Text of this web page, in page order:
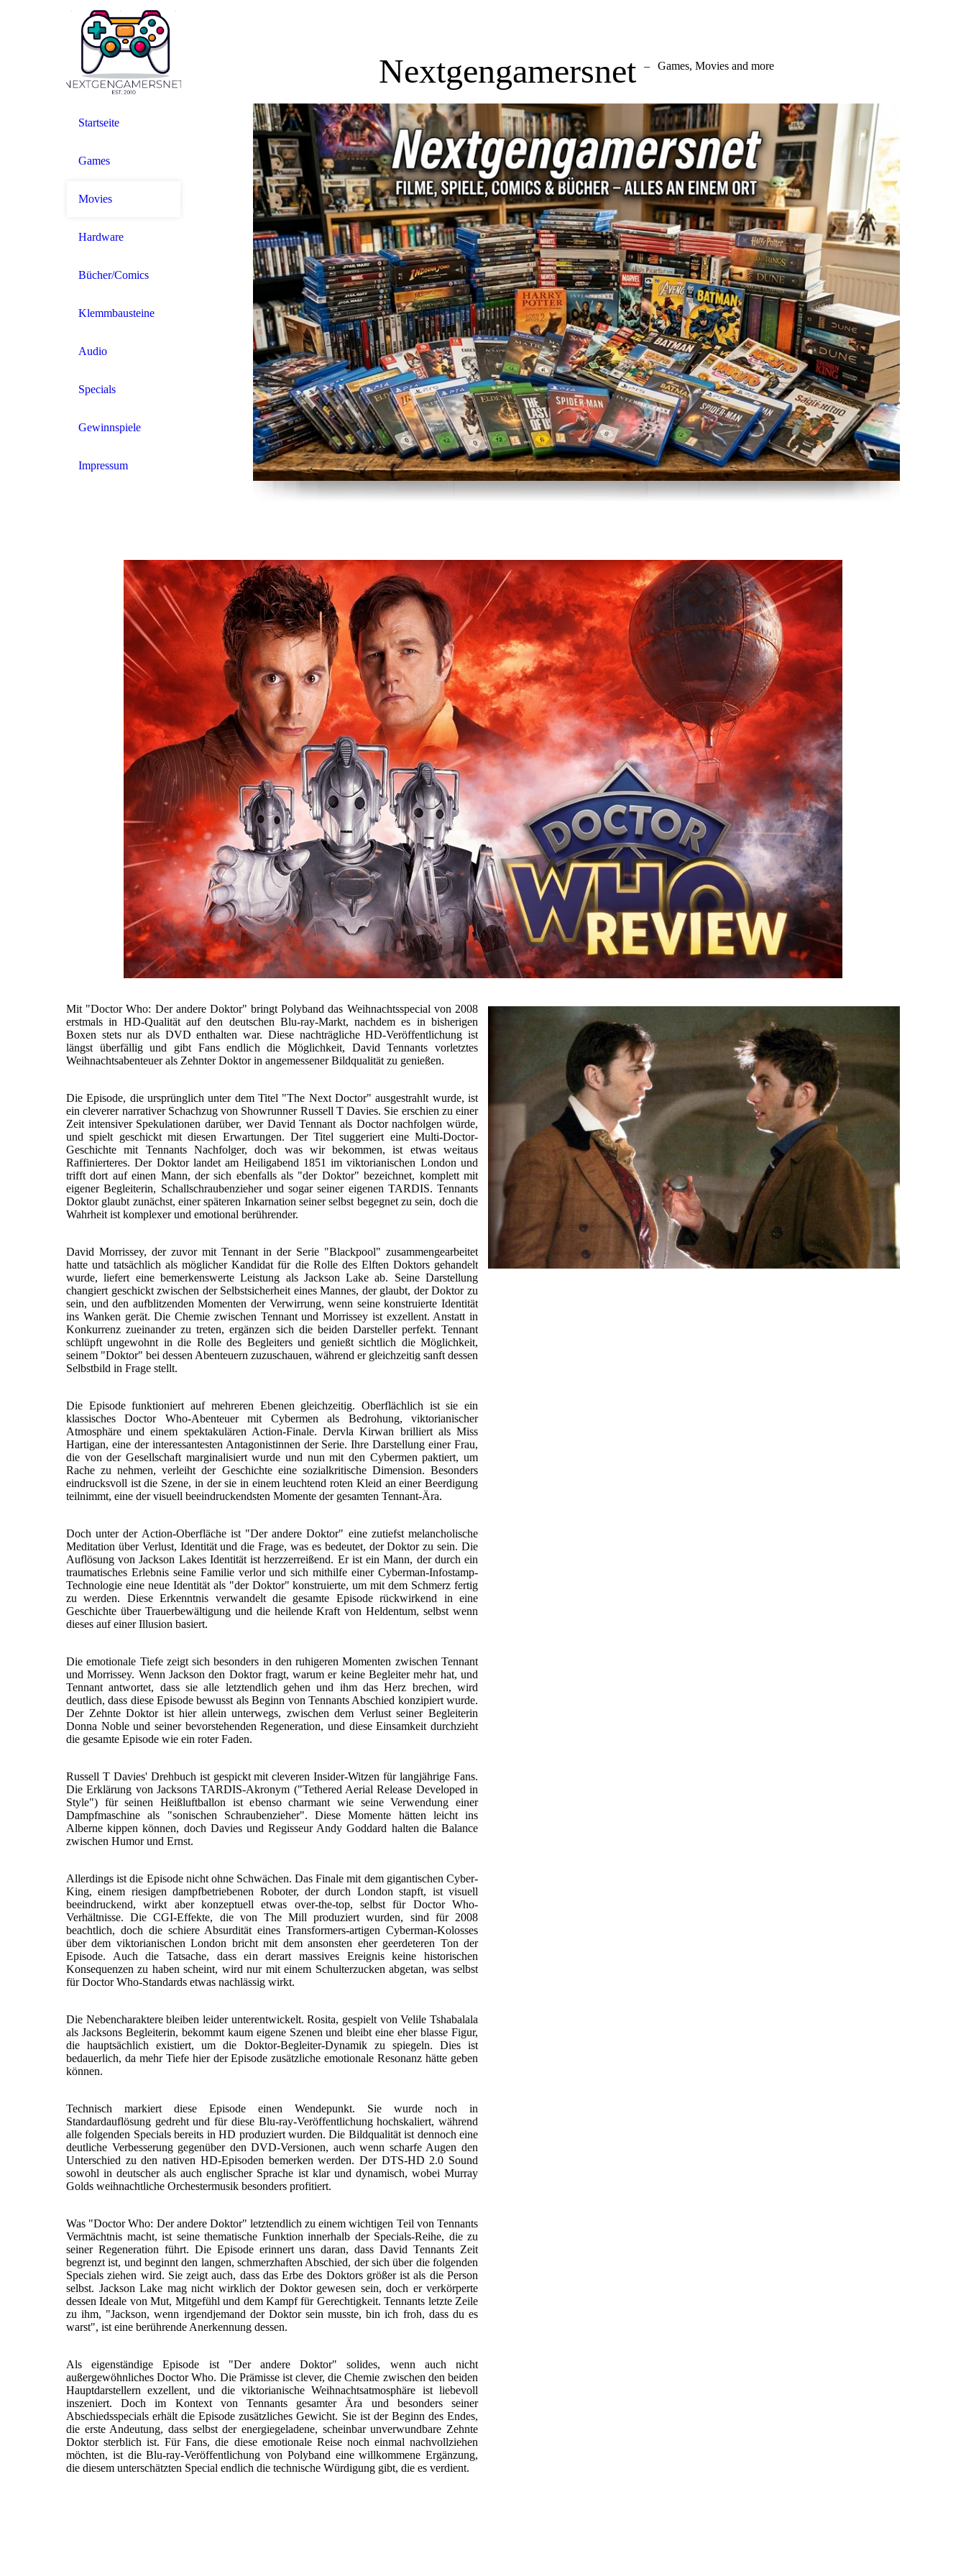
Nextgengamersnet – Games, Movies and more
Startseite
Games
Movies
Hardware
Bücher/Comics
Klemmbausteine
Audio
Specials
Gewinnspiele
Impressum
Mit "Doctor Who: Der andere Doktor" bringt Polyband das Weihnachtsspecial von 2008
erstmals in HD-Qualität auf den deutschen Blu-ray-Markt, nachdem es in bisherigen
Boxen stets nur als DVD enthalten war. Diese nachträgliche HD-Veröffentlichung ist
längst überfällig und gibt Fans endlich die Möglichkeit, David Tennants vorletztes
Weihnachtsabenteuer als Zehnter Doktor in angemessener Bildqualität zu genießen.
Die Episode, die ursprünglich unter dem Titel "The Next Doctor" ausgestrahlt wurde, ist
ein cleverer narrativer Schachzug von Showrunner Russell T Davies. Sie erschien zu einer
Zeit intensiver Spekulationen darüber, wer David Tennant als Doctor nachfolgen würde,
und spielt geschickt mit diesen Erwartungen. Der Titel suggeriert eine Multi-Doctor-
Geschichte mit Tennants Nachfolger, doch was wir bekommen, ist etwas weitaus
Raffinierteres. Der Doktor landet am Heiligabend 1851 im viktorianischen London und
trifft dort auf einen Mann, der sich ebenfalls als "der Doktor" bezeichnet, komplett mit
eigener Begleiterin, Schallschraubenzieher und sogar seiner eigenen TARDIS. Tennants
Doktor glaubt zunächst, einer späteren Inkarnation seiner selbst begegnet zu sein, doch die
Wahrheit ist komplexer und emotional berührender.
David Morrissey, der zuvor mit Tennant in der Serie "Blackpool" zusammengearbeitet
hatte und tatsächlich als möglicher Kandidat für die Rolle des Elften Doktors gehandelt
wurde, liefert eine bemerkenswerte Leistung als Jackson Lake ab. Seine Darstellung
changiert geschickt zwischen der Selbstsicherheit eines Mannes, der glaubt, der Doktor zu
sein, und den aufblitzenden Momenten der Verwirrung, wenn seine konstruierte Identität
ins Wanken gerät. Die Chemie zwischen Tennant und Morrissey ist exzellent. Anstatt in
Konkurrenz zueinander zu treten, ergänzen sich die beiden Darsteller perfekt. Tennant
schlüpft ungewohnt in die Rolle des Begleiters und genießt sichtlich die Möglichkeit,
seinem "Doktor" bei dessen Abenteuern zuzuschauen, während er gleichzeitig sanft dessen
Selbstbild in Frage stellt.
Die Episode funktioniert auf mehreren Ebenen gleichzeitig. Oberflächlich ist sie ein
klassisches Doctor Who-Abenteuer mit Cybermen als Bedrohung, viktorianischer
Atmosphäre und einem spektakulären Action-Finale. Dervla Kirwan brilliert als Miss
Hartigan, eine der interessantesten Antagonistinnen der Serie. Ihre Darstellung einer Frau,
die von der Gesellschaft marginalisiert wurde und nun mit den Cybermen paktiert, um
Rache zu nehmen, verleiht der Geschichte eine sozialkritische Dimension. Besonders
eindrucksvoll ist die Szene, in der sie in einem leuchtend roten Kleid an einer Beerdigung
teilnimmt, eine der visuell beeindruckendsten Momente der gesamten Tennant-Ära.
Doch unter der Action-Oberfläche ist "Der andere Doktor" eine zutiefst melancholische
Meditation über Verlust, Identität und die Frage, was es bedeutet, der Doktor zu sein. Die
Auflösung von Jackson Lakes Identität ist herzzerreißend. Er ist ein Mann, der durch ein
traumatisches Erlebnis seine Familie verlor und sich mithilfe einer Cyberman-Infostamp-
Technologie eine neue Identität als "der Doktor" konstruierte, um mit dem Schmerz fertig
zu werden. Diese Erkenntnis verwandelt die gesamte Episode rückwirkend in eine
Geschichte über Trauerbewältigung und die heilende Kraft von Heldentum, selbst wenn
dieses auf einer Illusion basiert.
Die emotionale Tiefe zeigt sich besonders in den ruhigeren Momenten zwischen Tennant
und Morrissey. Wenn Jackson den Doktor fragt, warum er keine Begleiter mehr hat, und
Tennant antwortet, dass sie alle letztendlich gehen und ihm das Herz brechen, wird
deutlich, dass diese Episode bewusst als Beginn von Tennants Abschied konzipiert wurde.
Der Zehnte Doktor ist hier allein unterwegs, zwischen dem Verlust seiner Begleiterin
Donna Noble und seiner bevorstehenden Regeneration, und diese Einsamkeit durchzieht
die gesamte Episode wie ein roter Faden.
Russell T Davies' Drehbuch ist gespickt mit cleveren Insider-Witzen für langjährige Fans.
Die Erklärung von Jacksons TARDIS-Akronym ("Tethered Aerial Release Developed in
Style") für seinen Heißluftballon ist ebenso charmant wie seine Verwendung einer
Dampfmaschine als "sonischen Schraubenzieher". Diese Momente hätten leicht ins
Alberne kippen können, doch Davies und Regisseur Andy Goddard halten die Balance
zwischen Humor und Ernst.
Allerdings ist die Episode nicht ohne Schwächen. Das Finale mit dem gigantischen Cyber-
King, einem riesigen dampfbetriebenen Roboter, der durch London stapft, ist visuell
beeindruckend, wirkt aber konzeptuell etwas over-the-top, selbst für Doctor Who-
Verhältnisse. Die CGI-Effekte, die von The Mill produziert wurden, sind für 2008
beachtlich, doch die schiere Absurdität eines Transformers-artigen Cyberman-Kolosses
über dem viktorianischen London bricht mit dem ansonsten eher geerdeteren Ton der
Episode. Auch die Tatsache, dass ein derart massives Ereignis keine historischen
Konsequenzen zu haben scheint, wird nur mit einem Schulterzucken abgetan, was selbst
für Doctor Who-Standards etwas nachlässig wirkt.
Die Nebencharaktere bleiben leider unterentwickelt. Rosita, gespielt von Velile Tshabalala
als Jacksons Begleiterin, bekommt kaum eigene Szenen und bleibt eine eher blasse Figur,
die hauptsächlich existiert, um die Doktor-Begleiter-Dynamik zu spiegeln. Dies ist
bedauerlich, da mehr Tiefe hier der Episode zusätzliche emotionale Resonanz hätte geben
können.
Technisch markiert diese Episode einen Wendepunkt. Sie wurde noch in
Standardauflösung gedreht und für diese Blu-ray-Veröffentlichung hochskaliert, während
alle folgenden Specials bereits in HD produziert wurden. Die Bildqualität ist dennoch eine
deutliche Verbesserung gegenüber den DVD-Versionen, auch wenn scharfe Augen den
Unterschied zu den nativen HD-Episoden bemerken werden. Der DTS-HD 2.0 Sound
sowohl in deutscher als auch englischer Sprache ist klar und dynamisch, wobei Murray
Golds weihnachtliche Orchestermusik besonders profitiert.
Was "Doctor Who: Der andere Doktor" letztendlich zu einem wichtigen Teil von Tennants
Vermächtnis macht, ist seine thematische Funktion innerhalb der Specials-Reihe, die zu
seiner Regeneration führt. Die Episode erinnert uns daran, dass David Tennants Zeit
begrenzt ist, und beginnt den langen, schmerzhaften Abschied, der sich über die folgenden
Specials ziehen wird. Sie zeigt auch, dass das Erbe des Doktors größer ist als die Person
selbst. Jackson Lake mag nicht wirklich der Doktor gewesen sein, doch er verkörperte
dessen Ideale von Mut, Mitgefühl und dem Kampf für Gerechtigkeit. Tennants letzte Zeile
zu ihm, "Jackson, wenn irgendjemand der Doktor sein musste, bin ich froh, dass du es
warst", ist eine berührende Anerkennung dessen.
Als eigenständige Episode ist "Der andere Doktor" solides, wenn auch nicht
außergewöhnliches Doctor Who. Die Prämisse ist clever, die Chemie zwischen den beiden
Hauptdarstellern exzellent, und die viktorianische Weihnachtsatmosphäre ist liebevoll
inszeniert. Doch im Kontext von Tennants gesamter Ära und besonders seiner
Abschiedsspecials erhält die Episode zusätzliches Gewicht. Sie ist der Beginn des Endes,
die erste Andeutung, dass selbst der energiegeladene, scheinbar unverwundbare Zehnte
Doktor sterblich ist. Für Fans, die diese emotionale Reise noch einmal nachvollziehen
möchten, ist die Blu-ray-Veröffentlichung von Polyband eine willkommene Ergänzung,
die diesem unterschätzten Special endlich die technische Würdigung gibt, die es verdient.